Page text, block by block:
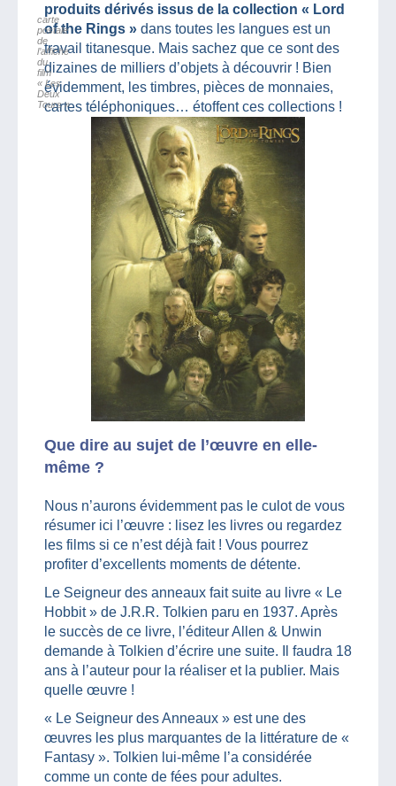
produits dérivés issus de la collection « Lord
of the Rings » dans toutes les langues est un
travail titanesque. Mais sachez que ce sont des
dizaines de milliers d’objets à découvrir ! Bien
évidemment, les timbres, pièces de monnaies,
cartes téléphoniques… étoffent ces collections !
carte
postale
de
l’affiche
du
film
« Les
Deux
Tours »
Que dire au sujet de l’œuvre en elle-
même ?
Nous n’aurons évidemment pas le culot de vous
résumer ici l’œuvre : lisez les livres ou regardez
les films si ce n’est déjà fait ! Vous pourrez
profiter d’excellents moments de détente.
Le Seigneur des anneaux fait suite au livre « Le
Hobbit » de J.R.R. Tolkien paru en 1937. Après
le succès de ce livre, l’éditeur Allen & Unwin
demande à Tolkien d’écrire une suite. Il faudra 18
ans à l’auteur pour la réaliser et la publier. Mais
quelle œuvre !
« Le Seigneur des Anneaux » est une des
œuvres les plus marquantes de la littérature de «
Fantasy ». Tolkien lui-même l’a considérée
comme un conte de fées pour adultes.